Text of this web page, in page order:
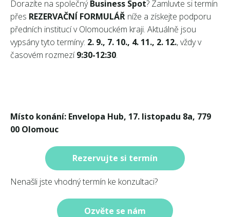
Dorazíte na společnýBusiness Spot? Zamluvte si termín
přes REZERVAČNÍ FORMULÁŘ níže a získejte podporu
předních institucí v Olomouckém kraji. Aktuálně jsou
vypsány tyto termíny: 2. 9., 7. 10., 4. 11., 2. 12., vždy v
časovém rozmezí9:30-12:30.
Místo konání: Envelopa Hub, 17. listopadu 8a, 779
00 Olomouc
Rezervujte si termín
Nenašli jste vhodný termín ke konzultaci?
Ozvěte se nám